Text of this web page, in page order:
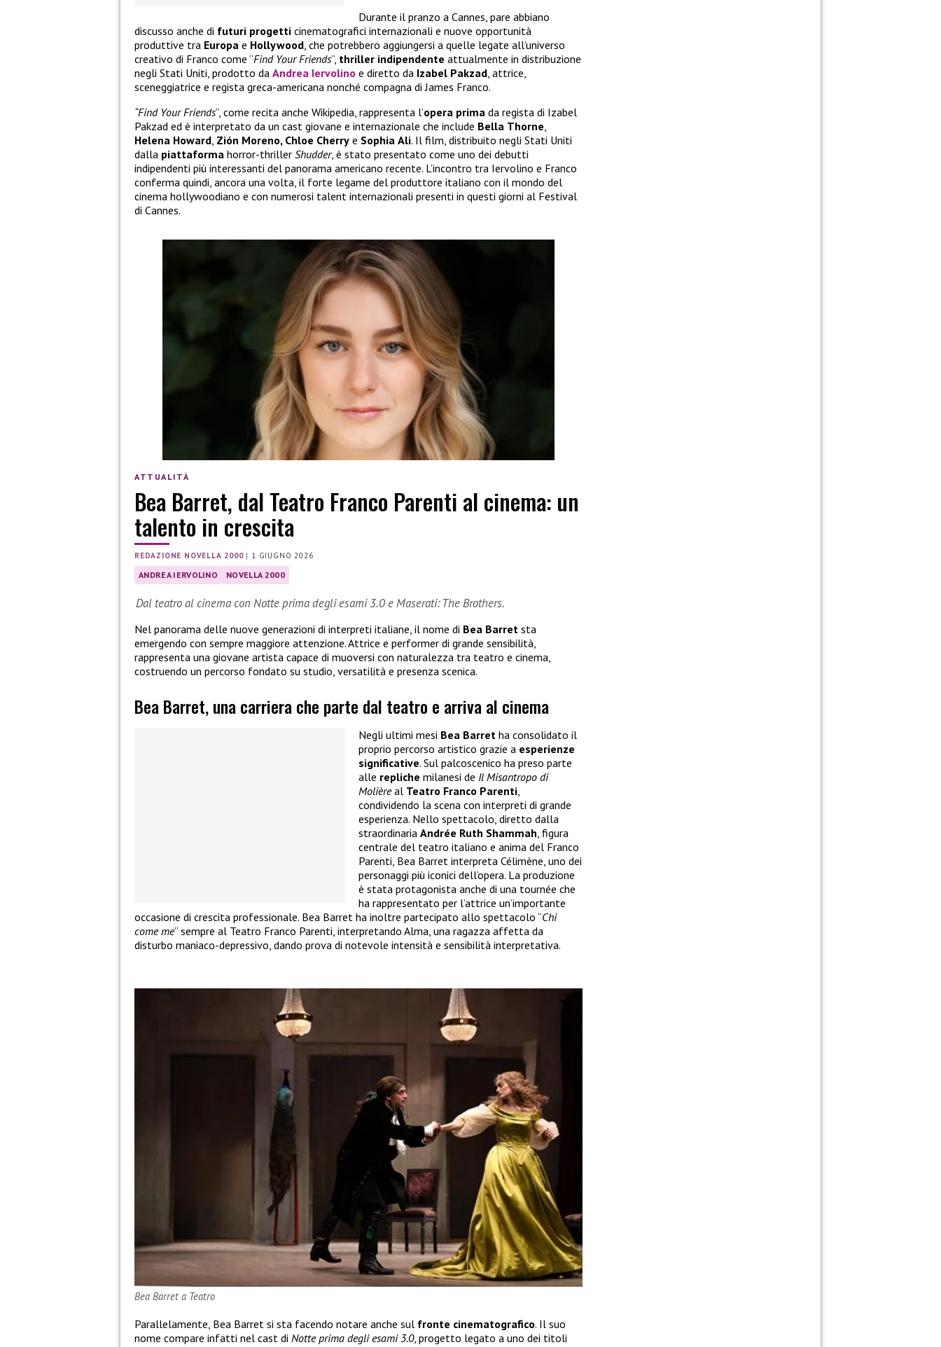
Durante il pranzo a Cannes, pare abbiano
discusso anche di futuri progetti cinematografici internazionali e nuove opportunità
produttive tra Europa e Hollywood, che potrebbero aggiungersi a quelle legate all’universo
creativo di Franco come “Find Your Friends”, thriller indipendente attualmente in distribuzione
negli Stati Uniti, prodotto da Andrea Iervolino e diretto da Izabel Pakzad, attrice,
sceneggiatrice e regista greca-americana nonché compagna di James Franco.
“Find Your Friends”, come recita anche Wikipedia, rappresenta l’opera prima da regista di Izabel
Pakzad ed è interpretato da un cast giovane e internazionale che include Bella Thorne,
Helena Howard, Zión Moreno, Chloe Cherry e Sophia Ali. Il film, distribuito negli Stati Uniti
dalla piattaforma horror-thriller Shudder, è stato presentato come uno dei debutti
indipendenti più interessanti del panorama americano recente. L’incontro tra Iervolino e Franco
conferma quindi, ancora una volta, il forte legame del produttore italiano con il mondo del
cinema hollywoodiano e con numerosi talent internazionali presenti in questi giorni al Festival
di Cannes.
ATTUALITÀ
Bea Barret, dal Teatro Franco Parenti al cinema: un
talento in crescita
REDAZIONE NOVELLA 2000| 1 GIUGNO 2026
ANDREA IERVOLINO NOVELLA 2000
Dal teatro al cinema con Notte prima degli esami 3.0 e Maserati: The Brothers.
Nel panorama delle nuove generazioni di interpreti italiane, il nome di Bea Barret sta
emergendo con sempre maggiore attenzione. Attrice e performer di grande sensibilità,
rappresenta una giovane artista capace di muoversi con naturalezza tra teatro e cinema,
costruendo un percorso fondato su studio, versatilità e presenza scenica.
Bea Barret, una carriera che parte dal teatro e arriva al cinema
Negli ultimi mesi Bea Barret ha consolidato il
proprio percorso artistico grazie a esperienze
significative. Sul palcoscenico ha preso parte
alle repliche milanesi de Il Misantropo di
Molièreal Teatro Franco Parenti,
condividendo la scena con interpreti di grande
esperienza. Nello spettacolo, diretto dalla
straordinaria Andrée Ruth Shammah, figura
centrale del teatro italiano e anima del Franco
Parenti, Bea Barret interpreta Célimène, uno dei
personaggi più iconici dell’opera. La produzione
è stata protagonista anche di una tournée che
ha rappresentato per l’attrice un’importante
occasione di crescita professionale. Bea Barret ha inoltre partecipato allo spettacolo “Chi
come me” sempre al Teatro Franco Parenti, interpretando Alma, una ragazza affetta da
disturbo maniaco-depressivo, dando prova di notevole intensità e sensibilità interpretativa.
Bea Barret a Teatro
Parallelamente, Bea Barret si sta facendo notare anche sul fronte cinematografico. Il suo
nome compare infatti nel cast di Notte prima degli esami 3.0, progetto legato a uno dei titoli